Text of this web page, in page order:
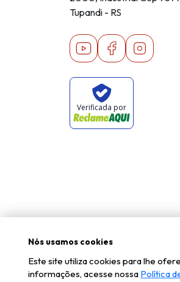
Tupandi - RS
YoutubeFacebookInstagram
Verificada por
Nós usamos cookies
Este site utiliza cookies para lhe
informações, acesse nossa Política